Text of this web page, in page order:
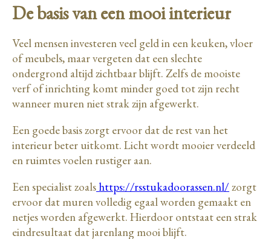
De basis van een mooi interieur
Veel mensen investeren veel geld in een keuken, vloer
of meubels, maar vergeten dat een slechte
ondergrond altijd zichtbaar blijft. Zelfs de mooiste
verf of inrichting komt minder goed tot zijn recht
wanneer muren niet strak zijn afgewerkt.
Een goede basis zorgt ervoor dat de rest van het
interieur beter uitkomt. Licht wordt mooier verdeeld
en ruimtes voelen rustiger aan.
Een specialist zoals https://rsstukadoorassen.nl/ zorgt
ervoor dat muren volledig egaal worden gemaakt en
netjes worden afgewerkt. Hierdoor ontstaat een strak
eindresultaat dat jarenlang mooi blijft.